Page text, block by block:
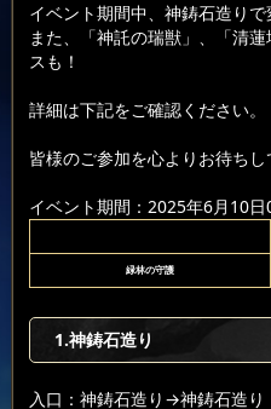
イベント期間中、神鋳石造り
また、「神託の瑞獣」、「清
スも！
詳細は下記をご確認ください。
皆様のご参加を心よりお待ちし
イベント期間：2025年6月10
緑林の守護
1.神鋳石造り
入口：神鋳石造り →神鋳石造り